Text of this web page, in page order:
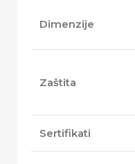
Dimenzije
Zaštita
Sertifikati